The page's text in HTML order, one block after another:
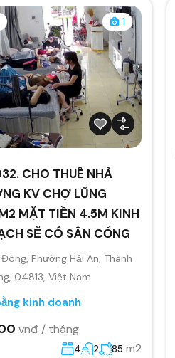
1
CHO THUÊ NHÀ
KV CHỢ LŨNG
MẶT TIỀN 4.5M KINH
SẼ CÓ SÂN CỔNG
Phường Hải An, Thành
04813, Việt Nam
kinh doanh
vnđ / tháng
4 2 85 m2